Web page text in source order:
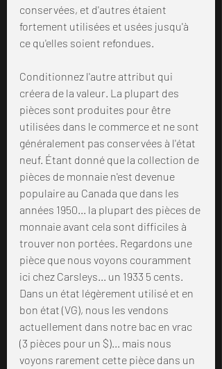
conservées, et d'autres étaient
fortement utilisées et usées jusqu'à
ce qu'elles soient refondues.
Conditionnez l'autre attribut qui
créera de la valeur. La plupart des
pièces sont produites pour être
utilisées dans le commerce et ne sont
généralement pas conservées à l'état
neuf. Étant donné que la collection de
pièces de monnaie n'est devenue
populaire au Canada que dans les
années 1950... la plupart des pièces de
monnaie avant cela sont difficiles à
trouver non portées. Regardons une
pièce que nous voyons couramment
ici chez Carsleys... un 1933 5 cents.
Dans un état légèrement utilisé et en
bon état (VG), nous les vendons
actuellement dans notre bac en vrac
(3 pièces pour un $)... mais nous
voyons rarement cette pièce dans un